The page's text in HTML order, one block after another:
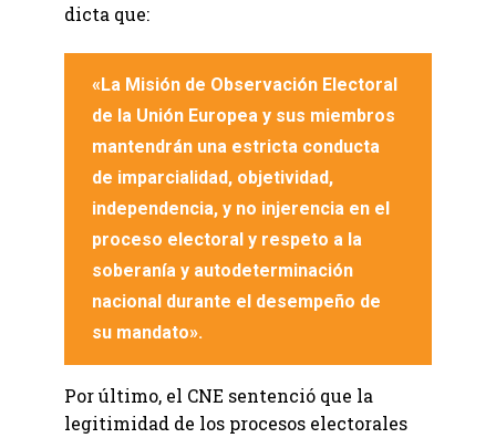
dicta que:
«La Misión de Observación Electoral
de la Unión Europea y sus miembros
mantendrán una estricta conducta
de imparcialidad, objetividad,
independencia, y no injerencia en el
proceso electoral y respeto a la
soberanía y autodeterminación
nacional durante el desempeño de
su mandato».
Por último, el CNE sentenció que la
legitimidad de los procesos electorales